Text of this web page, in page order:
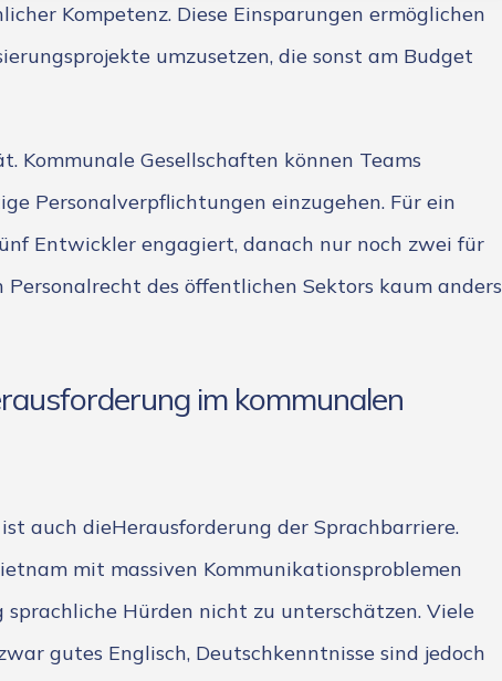
Kompetenz. Diese Einsparungen ermöglichen
umzusetzen, die sonst am Budget
Gesellschaften können Teams
Personalverpflichtungen einzugehen. Für ein
Entwickler engagiert, danach nur noch zwei für
des öffentlichen Sektors kaum anders
im kommunalen
auch dieHerausforderung der Sprachbarriere.
mit massiven Kommunikationsproblemen
Hürden nicht zu unterschätzen. Viele
gutes Englisch, Deutschkenntnisse sind jedoch